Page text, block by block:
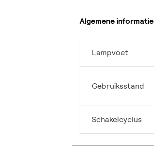
Algemene informatie
Lampvoet
Gebruiksstand
Schakelcyclus